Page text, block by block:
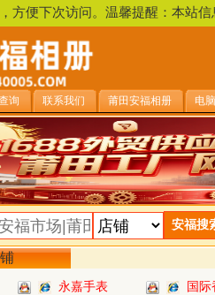
方便下次访问。温馨提醒：本站
询 联系我们 莆田安福相册 电
永嘉手表 国际